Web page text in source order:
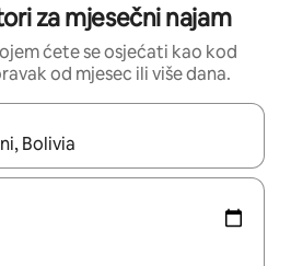
za mjesečni najam
ćete se osjećati kao kod
od mjesec ili više dana.
moći ćete ih pregledati